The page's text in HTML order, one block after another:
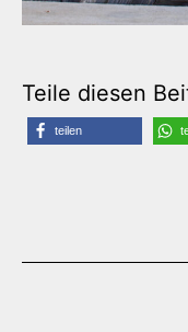
Teile diesen
teilen